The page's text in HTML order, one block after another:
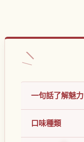
一句話了解魅力
口味種類